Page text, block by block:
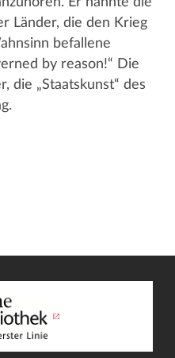
Länder, die den Krieg
befallene
by reason!“ Die
die „Staatskunst“ des